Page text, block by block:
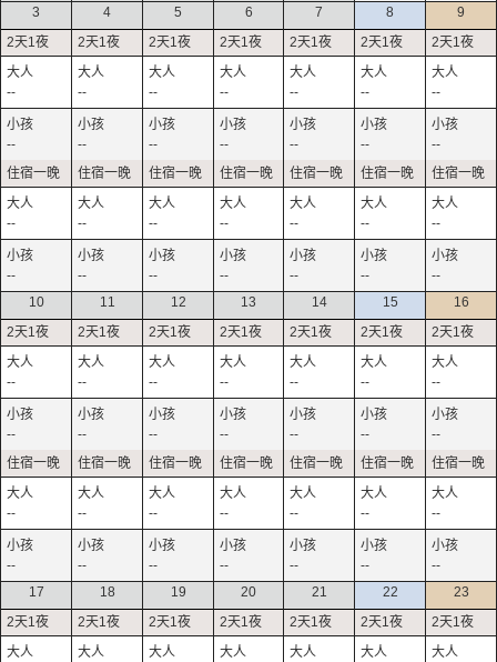
3
--
--
--
--
4
--
--
--
--
5
--
--
--
--
6
--
--
--
--
7
--
--
--
--
8
--
--
--
--
9
--
--
--
--
10
--
--
--
--
11
--
--
--
--
12
--
--
--
--
13
--
--
--
--
14
--
--
--
--
15
--
--
--
--
16
--
--
--
--
17
18 19 20 21 22 23